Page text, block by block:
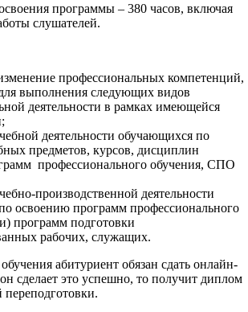
программы – 380 часов, включая
слушателей.
профессиональных компетенций,
выполнения следующих видов
деятельности в рамках имеющейся
деятельности обучающихся по
предметов, курсов, дисциплин
профессионального обучения, СПО
производственной деятельности
освоению программ профессионального
программ подготовки
рабочих, служащих.
абитуриент обязан сдать онлайн-
сделает это успешно, то получит диплом